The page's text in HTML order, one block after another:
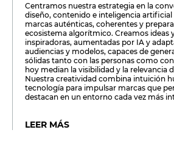
Centramos nuestra estrategia en la
diseño, contenido e inteligencia
marcas auténticas, coherentes y
ecosistema algorítmico. Creamos ideas
inspiradoras, aumentadas por IA y
audiencias y modelos, capaces de
sólidas tanto con las personas como
hoy median la visibilidad y la relevancia
Nuestra creatividad combina intuición
tecnología para impulsar marcas que
destacan en un entorno cada vez más
LEER MÁS